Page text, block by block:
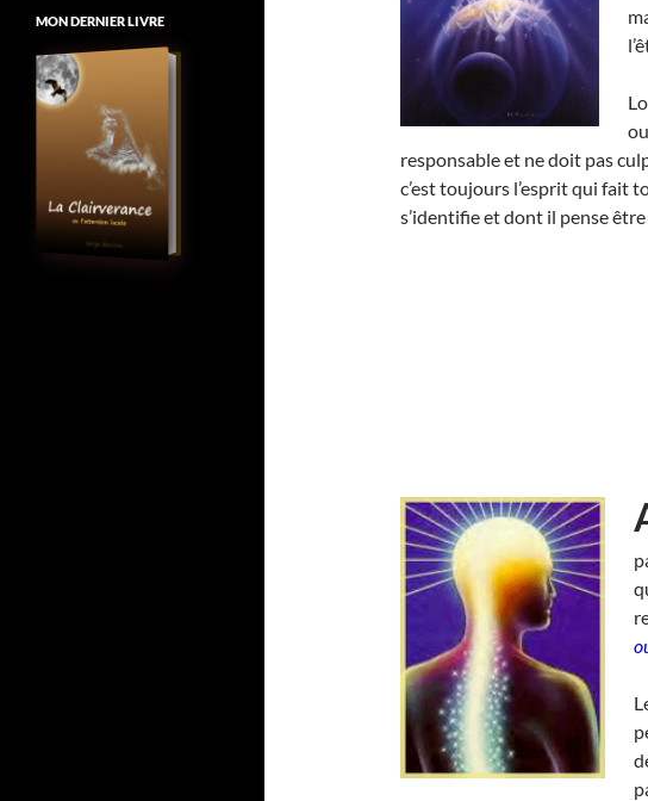
responsable et ne doit pas
c’est toujours l’esprit qui fait
s’identifie et dont il pense
MON DERNIER LIVRE